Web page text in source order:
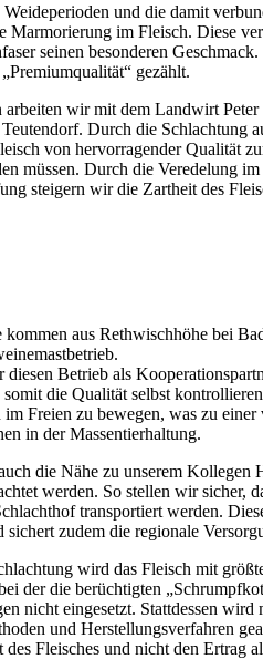
und die damit
Marmorierung im Fleisch. Diese
seinen besonderen
gezählt.
arbeiten wir mit dem Landwirt
Durch die Schlachtung
von hervorragender Qualität
müssen. Durch die Veredelung
steigern wir die Zartheit des
kommen aus Rethwischhöhe bei
diesen Betrieb als
somit die Qualität selbst
Freien zu bewegen, was zu
in der Massentierhaltung.
die Nähe zu unserem Kollegen
werden. So stellen wir sicher,
transportiert werden.
sichert zudem die regionale
wird das Fleisch mit
der die berüchtigten
nicht eingesetzt. Stattdessen wird
und Herstellungsverfahren
Fleisches und nicht den Ertrag